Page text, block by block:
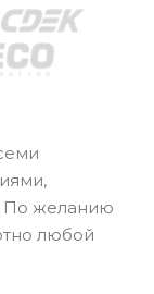
По желанию
любой